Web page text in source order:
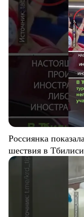
Россиянка
шествия в